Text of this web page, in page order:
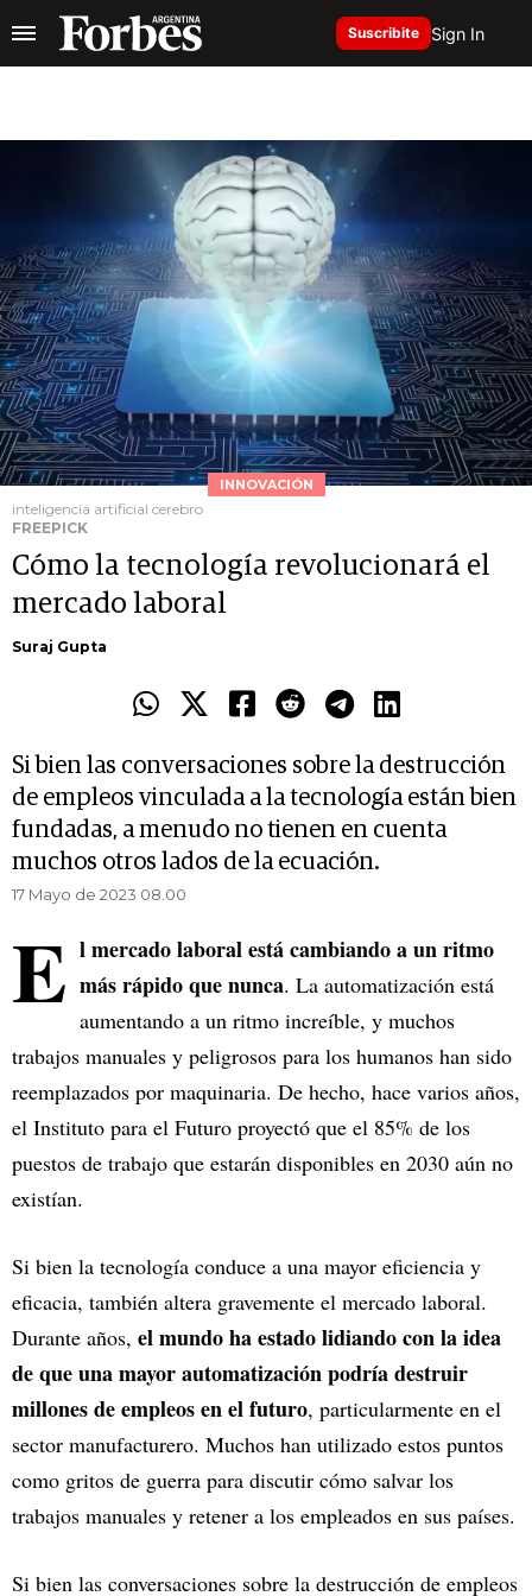
Suscribite Sign In
INNOVACIÓN
inteligencia artificial cerebro
FREEPICK
Cómo la tecnología revolucionará el
mercado laboral
Suraj Gupta
Si bien las conversaciones sobre la destrucción
de empleos vinculada a la tecnología están bien
fundadas, a menudo no tienen en cuenta
muchos otros lados de la ecuación.
17 Mayo de 2023 08.00
E l mercado laboral está cambiando a un ritmo
más rápido que nunca. La automatización está
aumentando a un ritmo increíble, y muchos
trabajos manuales y peligrosos para los humanos han sido
reemplazados por maquinaria. De hecho, hace varios años,
el Instituto para el Futuro proyectó que el 85% de los
puestos de trabajo que estarán disponibles en 2030 aún no
existían.
Si bien la tecnología conduce a una mayor eficiencia y
eficacia, también altera gravemente el mercado laboral.
Durante años, el mundo ha estado lidiando con la idea
de que una mayor automatización podría destruir
millones de empleos en el futuro, particularmente en el
sector manufacturero. Muchos han utilizado estos puntos
como gritos de guerra para discutir cómo salvar los
trabajos manuales y retener a los empleados en sus países.
Si bien las conversaciones sobre la destrucción de empleos